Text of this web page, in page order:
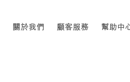
關於我們 顧客服務 幫助中